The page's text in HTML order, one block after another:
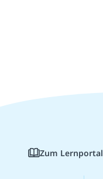
Zum Lernportal